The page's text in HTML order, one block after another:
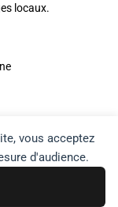
vous acceptez
d'audience.
locaux.